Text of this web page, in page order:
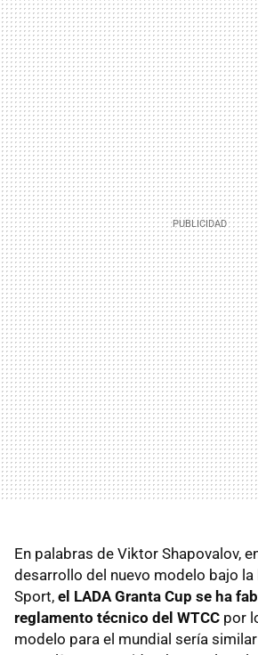
En palabras de Viktor Shapovalov,
desarrollo del nuevo modelo bajo la
Sport, el LADA Granta Cup se ha
reglamento técnico del WTCC por
modelo para el mundial sería